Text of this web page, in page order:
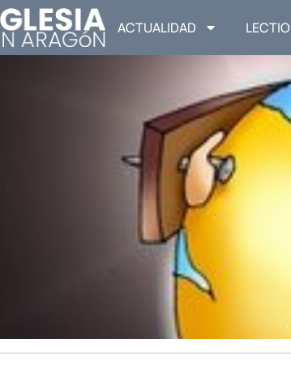
ACTUALIDAD